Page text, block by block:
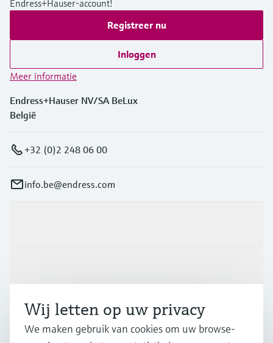
Endress+Hauser-account!
Registreer nu
Inloggen
Meer informatie
Endress+Hauser NV/SA BeLux
België
+32 (0)2 248 06 00
info.be@endress.com
Support
Wij letten op uw privacy
We maken gebruik van cookies om uw browse-